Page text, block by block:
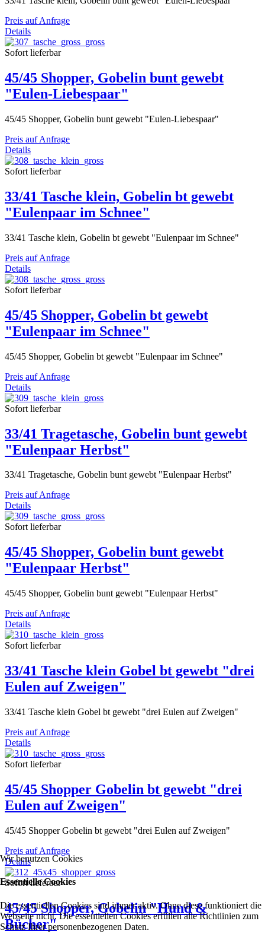
Preis auf Anfrage
Details
Sofort lieferbar
45/45 Shopper, Gobelin bunt gewebt
"Eulen-Liebespaar"
45/45 Shopper, Gobelin bunt gewebt "Eulen-Liebespaar"
Preis auf Anfrage
Details
Sofort lieferbar
33/41 Tasche klein, Gobelin bt gewebt
"Eulenpaar im Schnee"
33/41 Tasche klein, Gobelin bt gewebt "Eulenpaar im Schnee"
Preis auf Anfrage
Details
Sofort lieferbar
45/45 Shopper, Gobelin bt gewebt
"Eulenpaar im Schnee"
45/45 Shopper, Gobelin bt gewebt "Eulenpaar im Schnee"
Preis auf Anfrage
Details
Sofort lieferbar
33/41 Tragetasche, Gobelin bunt gewebt
"Eulenpaar Herbst"
33/41 Tragetasche, Gobelin bunt gewebt "Eulenpaar Herbst"
Preis auf Anfrage
Details
Sofort lieferbar
45/45 Shopper, Gobelin bunt gewebt
"Eulenpaar Herbst"
45/45 Shopper, Gobelin bunt gewebt "Eulenpaar Herbst"
Preis auf Anfrage
Details
Sofort lieferbar
33/41 Tasche klein Gobel bt gewebt "drei
Eulen auf Zweigen"
33/41 Tasche klein Gobel bt gewebt "drei Eulen auf Zweigen"
Preis auf Anfrage
Details
Sofort lieferbar
45/45 Shopper Gobelin bt gewebt "drei
Eulen auf Zweigen"
45/45 Shopper Gobelin bt gewebt "drei Eulen auf Zweigen"
Preis auf Anfrage
Details
Sofort lieferbar
45/45 Shopper, Gobelin "Hund &
Bücher"
Wir benutzen Cookies
Essentielle Cookies
Die essentiellen Cookies sind immer aktiv. Ohne diese funktioniert die
Webseite nicht. Die essentiellen Cookies erfüllen alle Richtlinien zum
Schutz Ihrer personenbezogenen Daten.